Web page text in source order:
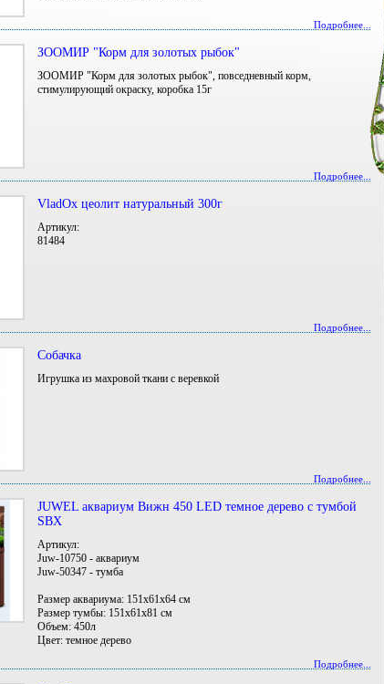
Подробнее...
ЗООМИР "Корм для золотых рыбок"
ЗООМИР "Корм для золотых рыбок", повседневный корм,
стимулирующий окраску, коробка 15г
Подробнее...
VladOx цеолит натуральный 300г
Артикул:
81484
Подробнее...
Собачка
Игрушка из махровой ткани с веревкой
Подробнее...
JUWEL аквариум Вижн 450 LED темное дерево с тумбой
SBX
Артикул:
Juw-10750 - аквариум
Juw-50347 - тумба
Размер аквариума: 151x61x64 см
Размер тумбы: 151x61x81 см
Объем: 450л
Цвет: темное дерево
Подробнее...